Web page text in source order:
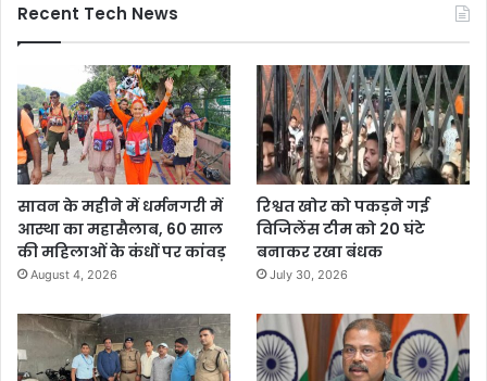
Recent Tech News
सावन के महीने में धर्मनगरी में
आस्था का महासैलाब, 60 साल
की महिलाओं के कंधों पर कांवड़
August 4, 2026
रिश्वत खोर को पकड़ने गई
विजिलेंस टीम को 20 घंटे
बनाकर रखा बंधक
July 30, 2026